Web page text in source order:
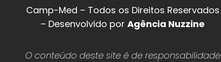
Camp-Med – Todos os Direitos Reservados
– Desenvolvido por Agência Nuzzine
O conteúdo deste site é de responsabilidade